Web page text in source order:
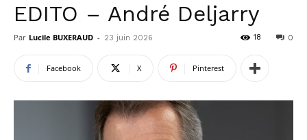
EDITO – André Deljarry
Par Lucile BUXERAUD - 23 juin 2026 0
18
Facebook X Pinterest